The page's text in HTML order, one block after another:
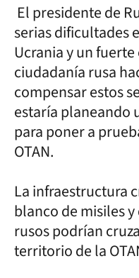
El presidente de
serias dificultades
Ucrania y un
ciudadanía rusa
compensar estos
estaría planeando
para poner a
OTAN.
La infraestructura
blanco de misiles
rusos podrían
territorio de la